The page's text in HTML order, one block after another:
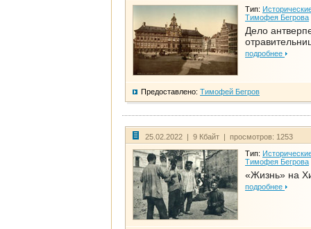
Тип:
Тимофея Бегрова
Дело
подробнее
Предоставлено: Тимофей Бегров
25.02.2022 | 9 Кбайт | просмотров: 1253
Тип:
Тимофея Бегрова
«Жизнь» на
подробнее